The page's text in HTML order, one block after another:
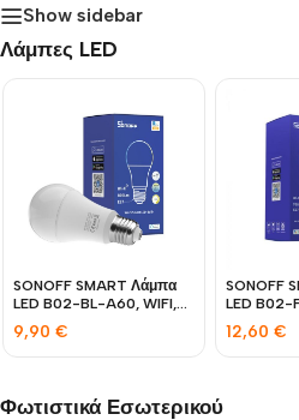
Show sidebar
Λάμπες LED
SONOFF SMART Λάμπα
LED B02-BL-A60, WIFI,
9,90 €
SONOFF
LED B02-
12,60 €
Φωτιστικά Εσωτερικού